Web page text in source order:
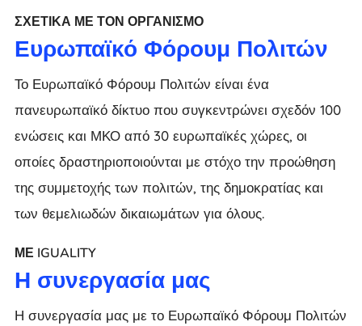
ΣΧΕΤΙΚΆ ΜΕ ΤΟΝ ΟΡΓΑΝΙΣΜΌ
Ευρωπαϊκό Φόρουμ Πολιτών
Το Ευρωπαϊκό Φόρουμ Πολιτών είναι ένα
πανευρωπαϊκό δίκτυο που συγκεντρώνει σχεδόν 100
ενώσεις και ΜΚΟ από 30 ευρωπαϊκές χώρες, οι
οποίες δραστηριοποιούνται με στόχο την προώθηση
της συμμετοχής των πολιτών, της δημοκρατίας και
των θεμελιωδών δικαιωμάτων για όλους.
ΜΕ IGUALITY
Η συνεργασία μας
Η συνεργασία μας με το Ευρωπαϊκό Φόρουμ Πολιτών